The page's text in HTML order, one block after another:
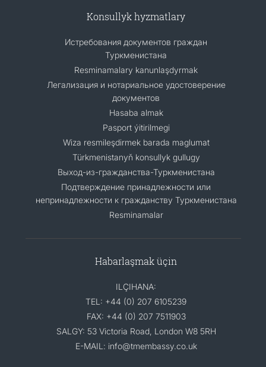
Konsullyk hyzmatlary
Истребования документов граждан
Туркменистана
Resminamalary kanunlaşdyrmak
Легализация и нотариальное удостоверение
документов
Hasaba almak
Pasport ýitirilmegi
Wiza resmileşdirmek barada maglumat
Türkmenistanyň konsullyk gullugy
Выход-из-гражданства-Туркменистана
Подтверждение принадлежности или
непринадлежности к гражданству Туркменистана
Resminamalar
Habarlaşmak üçin
ILÇIHANA:
TEL: +44 (0) 207 6105239
FAX: +44 (0) 207 7511903
SALGY: 53 Victoria Road, London W8 5RH
E-MAIL: info@tmembassy.co.uk